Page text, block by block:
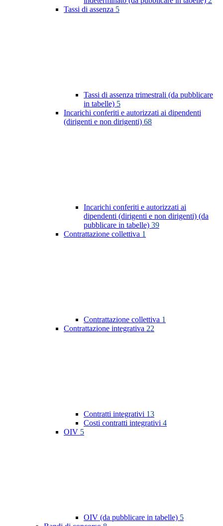
Tassi di assenza 5
Tassi di assenza trimestrali (da pubblicare
in tabelle) 5
Incarichi conferiti e autorizzati ai dipendenti
(dirigenti e non dirigenti) 68
Incarichi conferiti e autorizzati ai
dipendenti (dirigenti e non dirigenti) (da
pubblicare in tabelle) 39
Contrattazione collettiva 1
Contrattazione collettiva 1
Contrattazione integrativa 22
Contratti integrativi 13
Costi contratti integrativi 4
OIV 5
OIV (da pubblicare in tabelle) 5